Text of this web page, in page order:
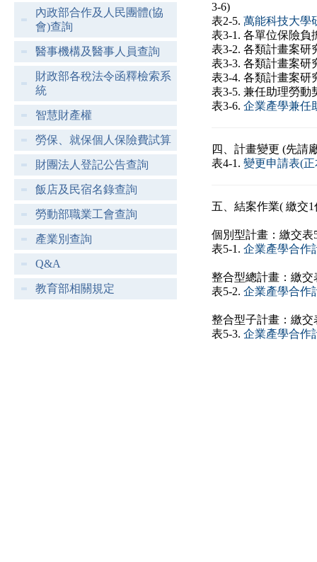
內政部合作及人民團體(協
會)查詢
醫事機構及醫事人員查詢
財政部各稅法令函釋檢索系
統
智慧財產權
勞保、就保個人保險費試算
財團法人登記公告查詢
飯店及民宿名錄查詢
勞動部職業工會查詢
產業別查詢
Q&A
教育部相關規定
3-6)
表2-5. 萬能科技大學
表3-1. 各單位保險負
表3-2. 各類計畫案研
表3-3. 各類計畫案研
表3-4. 各類計畫案研
表3-5. 兼任助理勞動
表3-6. 企業產學兼任
四、計畫變更 (先請
表4-1. 變更申請表(
五、結案作業( 繳交
個別型計畫：繳交表
表5-1. 企業產學合作
整合型總計畫：繳交
表5-2. 企業產學合作
整合型子計畫：繳交
表5-3. 企業產學合作